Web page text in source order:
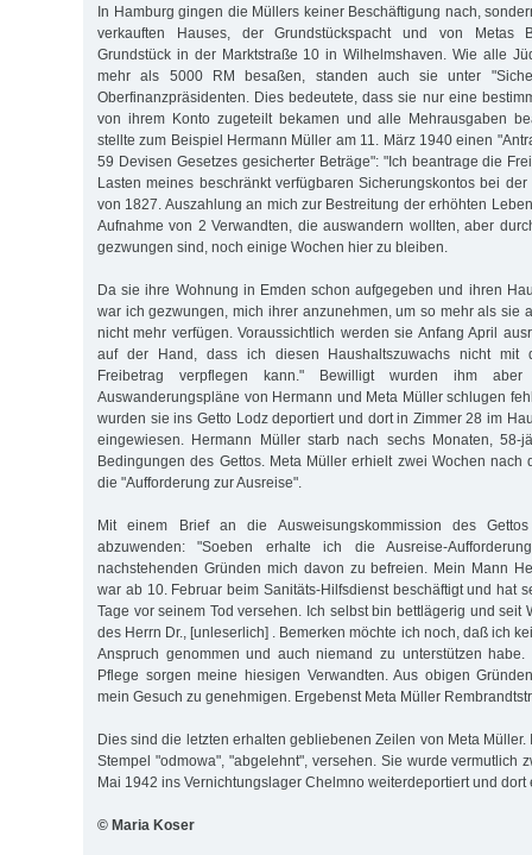
In Hamburg gingen die Müllers keiner Beschäftigung nach,
verkauften Hauses, der Grundstückspacht und von Metas
Grundstück in der Marktstraße 10 in Wilhelmshaven. Wie alle
mehr als 5000 RM besaßen, standen auch sie unter
Oberfinanzpräsidenten. Dies bedeutete, dass sie nur eine
von ihrem Konto zugeteilt bekamen und alle Mehrausgaben
stellte zum Beispiel Hermann Müller am 11. März 1940 einen
59 Devisen Gesetzes gesicherter Beträge": "Ich beantrage die
Lasten meines beschränkt verfügbaren Sicherungskontos bei
von 1827. Auszahlung an mich zur Bestreitung der erhöhten
Aufnahme von 2 Verwandten, die auswandern wollten, aber
gezwungen sind, noch einige Wochen hier zu bleiben.
Da sie ihre Wohnung in Emden schon aufgegeben und ihren
war ich gezwungen, mich ihrer anzunehmen, um so mehr als sie
nicht mehr verfügen. Voraussichtlich werden sie Anfang April
auf der Hand, dass ich diesen Haushaltszuwachs nicht mit
Freibetrag verpflegen kann." Bewilligt wurden ihm
Auswanderungspläne von Hermann und Meta Müller schlugen
wurden sie ins Getto Lodz deportiert und dort in Zimmer 28 im
eingewiesen. Hermann Müller starb nach sechs Monaten, 58-
Bedingungen des Gettos. Meta Müller erhielt zwei Wochen nach
die "Aufforderung zur Ausreise".
Mit einem Brief an die Ausweisungskommission des
abzuwenden: "Soeben erhalte ich die Ausreise-
nachstehenden Gründen mich davon zu be­freien. Mein Mann
war ab 10. Februar beim Sanitäts-Hilfsdienst beschäftigt und hat
Tage vor seinem Tod versehen. Ich selbst bin bettlägerig und seit
des Herrn Dr., [unleserlich] . Bemerken möchte ich noch, daß ich
Anspruch genommen und auch niemand zu unterstützen
Pflege sorgen meine hiesigen Verwandten. Aus obigen
mein Gesuch zu genehmigen. Ergebenst Meta Müller
Dies sind die letzten erhalten gebliebenen Zeilen von Meta Müller.
Stempel "odmowa", "abgelehnt", versehen. Sie wurde vermutlich
Mai 1942 ins Vernichtungslager Chelmno weiterdeportiert und dort
© Maria Koser